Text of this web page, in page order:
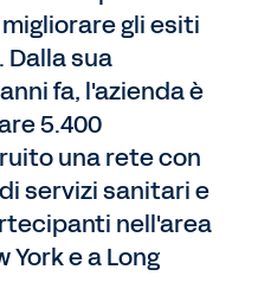
gli esiti
sua
fa, l'azienda è
5.400
una rete con
servizi sanitari e
nell'area
e a Long